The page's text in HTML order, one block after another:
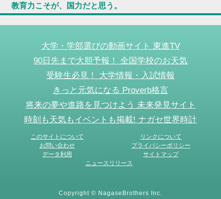
教育力こそが、国力だと思う。
大学・学部選びの動画サイト 東進TV
90日先まで大胆予報！ 全国学校のお天気
受験生必見！ 大学情報・入試情報
きっと元気になる Proverb格言
将来の夢や進路を見つけよう 未来発見サイト
時刻も天気もイベントも掲載! ナガセ世界時計
このサイトについて
リンクについて
お問い合わせ
プライバシーポリシー
データ利用
サイトマップ
ニュースリリース
Copyright © NagaseBrothers Inc.